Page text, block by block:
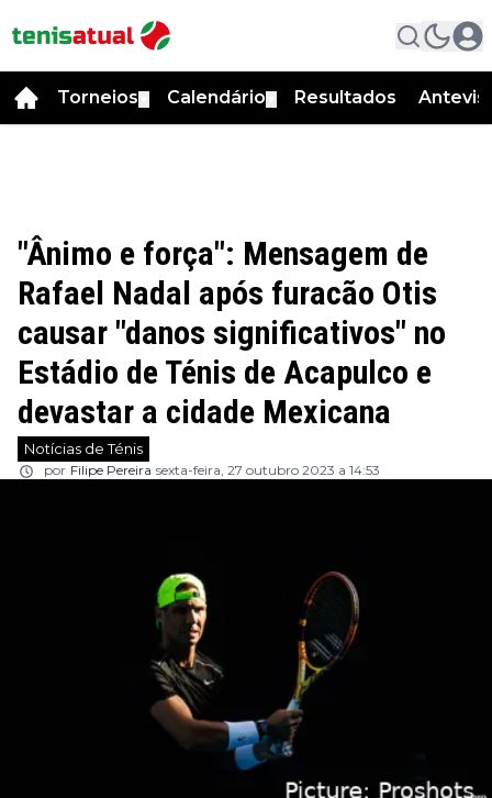
Torneios Calendário Resultados
"Ânimo e força": Mensagem de
Rafael Nadal após furacão Otis
causar "danos significativos" no
Estádio de Ténis de Acapulco e
devastar a cidade Mexicana
Notícias de Ténis
por Filipe Pereira sexta-feira, 27 outubro 2023 a 14:53